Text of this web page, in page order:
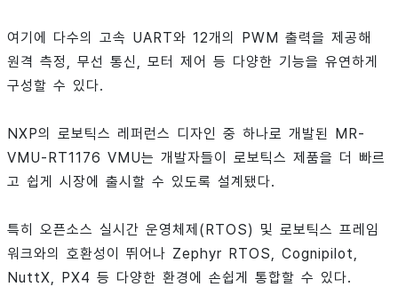
여기에 다수의 고속 UART와 12개의 PWM 출력을 제공해
원격 측정, 무선 통신, 모터 제어 등 다양한 기능을 유연하게
구성할 수 있다.
NXP의 로보틱스 레퍼런스 디자인 중 하나로 개발된 MR-
VMU-RT1176 VMU는 개발자들이 로보틱스 제품을 더 빠르
고 쉽게 시장에 출시할 수 있도록 설계됐다.
특히 오픈소스 실시간 운영체제(RTOS) 및 로보틱스 프레임
워크와의 호환성이 뛰어나 Zephyr RTOS, Cognipilot,
NuttX, PX4 등 다양한 환경에 손쉽게 통합할 수 있다.